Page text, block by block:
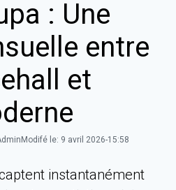
: Une
entre
et
Modifé le: 9 avril 2026-15:58
instantanément